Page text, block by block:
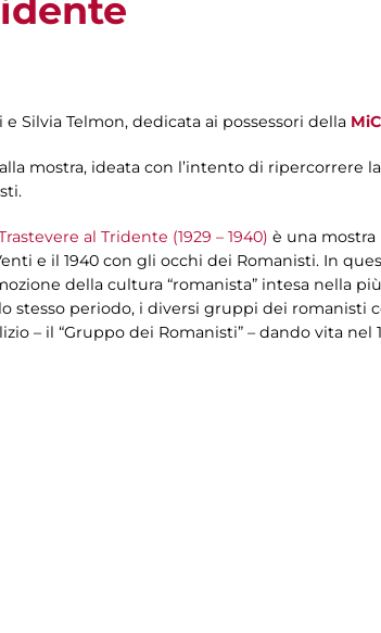
Silvia Telmon, dedicata ai possessori della
mostra, ideata con l’intento di ripercorrere
al Tridente (1929 – 1940) è una
e il 1940 con gli occhi dei Romanisti. In
della cultura “romanista” intesa nella
stesso periodo, i diversi gruppi dei
– il “Gruppo dei Romanisti” – dando vita nel